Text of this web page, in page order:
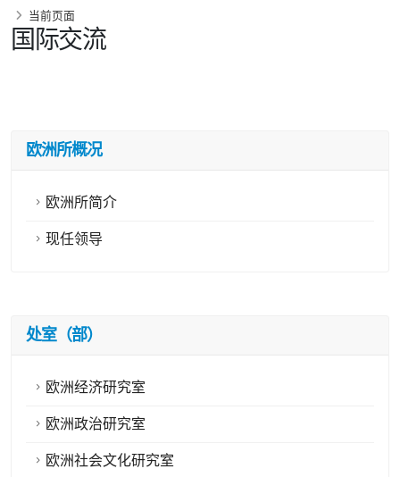
国际交流
当前页面
欧洲所概况
欧洲所简介
现任领导
处室（部）
欧洲经济研究室
欧洲政治研究室
欧洲社会文化研究室